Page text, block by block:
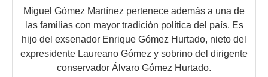
Miguel Gómez Martínez pertenece además a una de
las familias con mayor tradición política del país. Es
hijo del exsenador Enrique Gómez Hurtado, nieto del
expresidente Laureano Gómez y sobrino del dirigente
conservador Álvaro Gómez Hurtado.